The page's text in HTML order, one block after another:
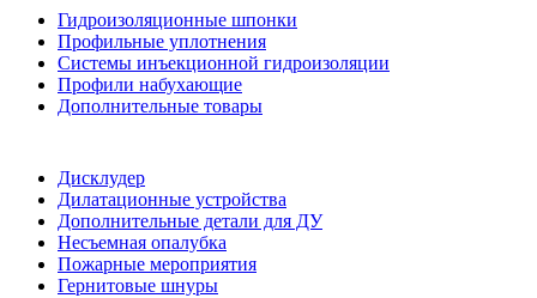
Гидроизоляционные шпонки
Профильные уплотнения
Системы инъекционной гидроизоляции
Профили набухающие
Дополнительные товары
Дисклудер
Дилатационные устройства
Дополнительные детали для ДУ
Несъемная опалубка
Пожарные мероприятия
Гернитовые шнуры